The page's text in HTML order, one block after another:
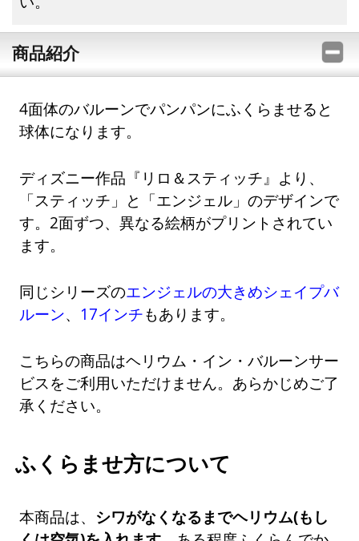
商品紹介
4面体のバルーンでパンパンにふくらませると
球体になります。
ディズニー作品『リロ＆スティッチ』より、
「スティッチ」と「エンジェル」のデザインで
す。2面ずつ、異なる絵柄がプリントされてい
ます。
同じシリーズのエンジェルの大きめシェイプバ
ルーン、 17インチもあります。
こちらの商品はヘリウム・イン・バルーンサー
ビスをご利用いただけません。あらかじめご了
承ください。
ふくらませ方について
本商品は、 シワがなくなるまでヘリウム(もし